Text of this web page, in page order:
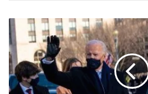
Carlos
Alberto
Montaner:
Las
primeras
medidas